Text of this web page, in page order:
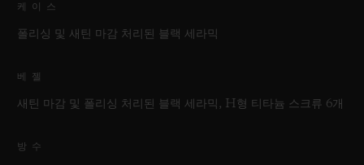
케이스
폴리싱 및 새틴 마감 처리된 블랙 세라믹
베젤
새틴 마감 및 폴리싱 처리된 블랙 세라믹, H형 티타늄 스크류 6개
방수